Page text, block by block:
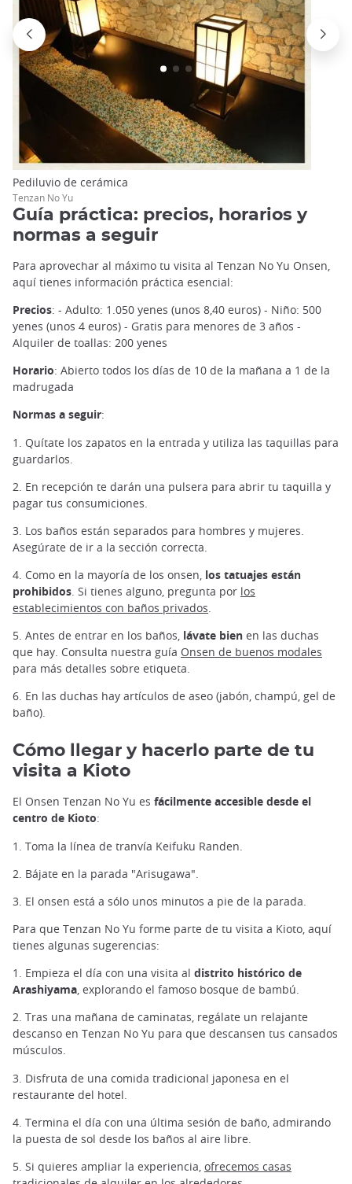
Pediluvio de cerámica
Tenzan No Yu
Guía práctica: precios, horarios y
normas a seguir
Para aprovechar al máximo tu visita al Tenzan No Yu Onsen,
aquí tienes información práctica esencial:
Precios: - Adulto: 1.050 yenes (unos 8,40 euros) - Niño: 500
yenes (unos 4 euros) - Gratis para menores de 3 años -
Alquiler de toallas: 200 yenes
Horario: Abierto todos los días de 10 de la mañana a 1 de la
madrugada
Normas a seguir:
1. Quítate los zapatos en la entrada y utiliza las taquillas para
guardarlos.
2. En recepción te darán una pulsera para abrir tu taquilla y
pagar tus consumiciones.
3. Los baños están separados para hombres y mujeres.
Asegúrate de ir a la sección correcta.
4. Como en la mayoría de los onsen, los tatuajes están
prohibidos. Si tienes alguno, pregunta por los
establecimientos con baños privados.
5. Antes de entrar en los baños, lávate bien en las duchas
que hay. Consulta nuestra guía Onsen de buenos modales
para más detalles sobre etiqueta.
6. En las duchas hay artículos de aseo (jabón, champú, gel de
baño).
Cómo llegar y hacerlo parte de tu
visita a Kioto
El Onsen Tenzan No Yu es fácilmente accesible desde el
centro de Kioto:
1. Toma la línea de tranvía Keifuku Randen.
2. Bájate en la parada "Arisugawa".
3. El onsen está a sólo unos minutos a pie de la parada.
Para que Tenzan No Yu forme parte de tu visita a Kioto, aquí
tienes algunas sugerencias:
1. Empieza el día con una visita al distrito histórico de
Arashiyama, explorando el famoso bosque de bambú.
2. Tras una mañana de caminatas, regálate un relajante
descanso en Tenzan No Yu para que descansen tus cansados
músculos.
3. Disfruta de una comida tradicional japonesa en el
restaurante del hotel.
4. Termina el día con una última sesión de baño, admirando
la puesta de sol desde los baños al aire libre.
5. Si quieres ampliar la experiencia, ofrecemos casas